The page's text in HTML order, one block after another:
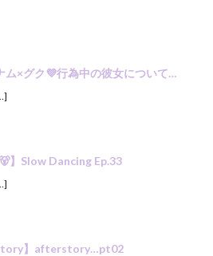
ム×グク💜行為中の彼女について…
🐻】Slow Dancing Ep.33
】afterstory…pt02